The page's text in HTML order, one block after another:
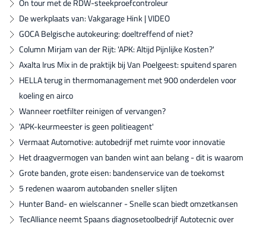
On tour met de RDW-steekproefcontroleur
De werkplaats van: Vakgarage Hink | VIDEO
GOCA Belgische autokeuring: doeltreffend of niet?
Column Mirjam van der Rijt: 'APK: Altijd Pijnlijke Kosten?'
Axalta Irus Mix in de praktijk bij Van Poelgeest: spuitend sparen
HELLA terug in thermomanagement met 900 onderdelen voor
koeling en airco
Wanneer roetfilter reinigen of vervangen?
'APK-keurmeester is geen politieagent'
Vermaat Automotive: autobedrijf met ruimte voor innovatie
Het draagvermogen van banden wint aan belang - dit is waarom
Grote banden, grote eisen: bandenservice van de toekomst
5 redenen waarom autobanden sneller slijten
Hunter Band- en wielscanner - Snelle scan biedt omzetkansen
TecAlliance neemt Spaans diagnosetoolbedrijf Autotecnic over